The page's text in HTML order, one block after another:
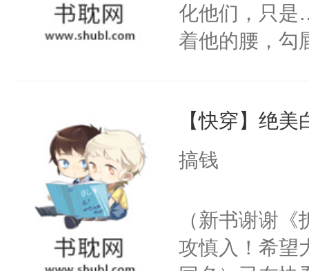
化他们，只是
着他的腰，勾
来，给老公
用力——为你
【快穿】绝
搞钱
（新书谢谢
攻慎入！希望